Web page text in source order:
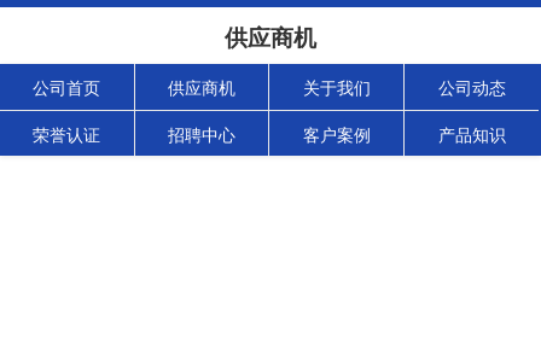
供应商机
公司首页 供应商机 关于我们 公司动态
荣誉认证 招聘中心 客户案例 产品知识